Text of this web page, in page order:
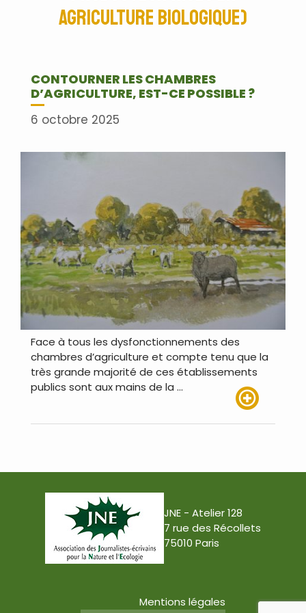
Agriculture Biologique)
CONTOURNER LES CHAMBRES
D’AGRICULTURE, EST-CE POSSIBLE ?
6 octobre 2025
Face à tous les dysfonctionnements des
chambres d’agriculture et compte tenu que la
très grande majorité de ces établissements
publics sont aux mains de la …
JNE - Atelier 128
7 rue des Récollets
75010 Paris
Mentions légales